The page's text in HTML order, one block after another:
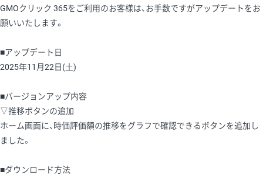
GMOクリック 365をご利用のお客様は、お手数ですがアップデートをお
願いいたします。
■アップデート日
2025年11月22日(土)
■バージョンアップ内容
▽推移ボタンの追加
ホーム画面に、時価評価額の推移をグラフで確認できるボタンを追加し
ました。
■ダウンロード方法